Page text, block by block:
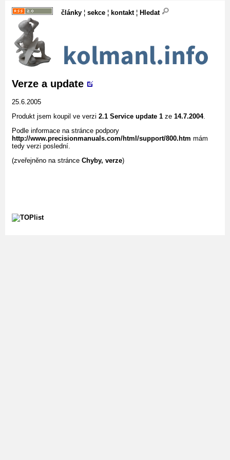
články ¦ sekce ¦ kontakt¦ Hledat
Verze a update
25.6.2005
Produkt jsem koupil ve verzi 2.1 Service update 1 ze 14.7.2004.
Podle informace na stránce podpory
http://www.precisionmanuals.com/html/support/800.htm mám
tedy verzi poslední.
(zveřejněno na stránce Chyby, verze)